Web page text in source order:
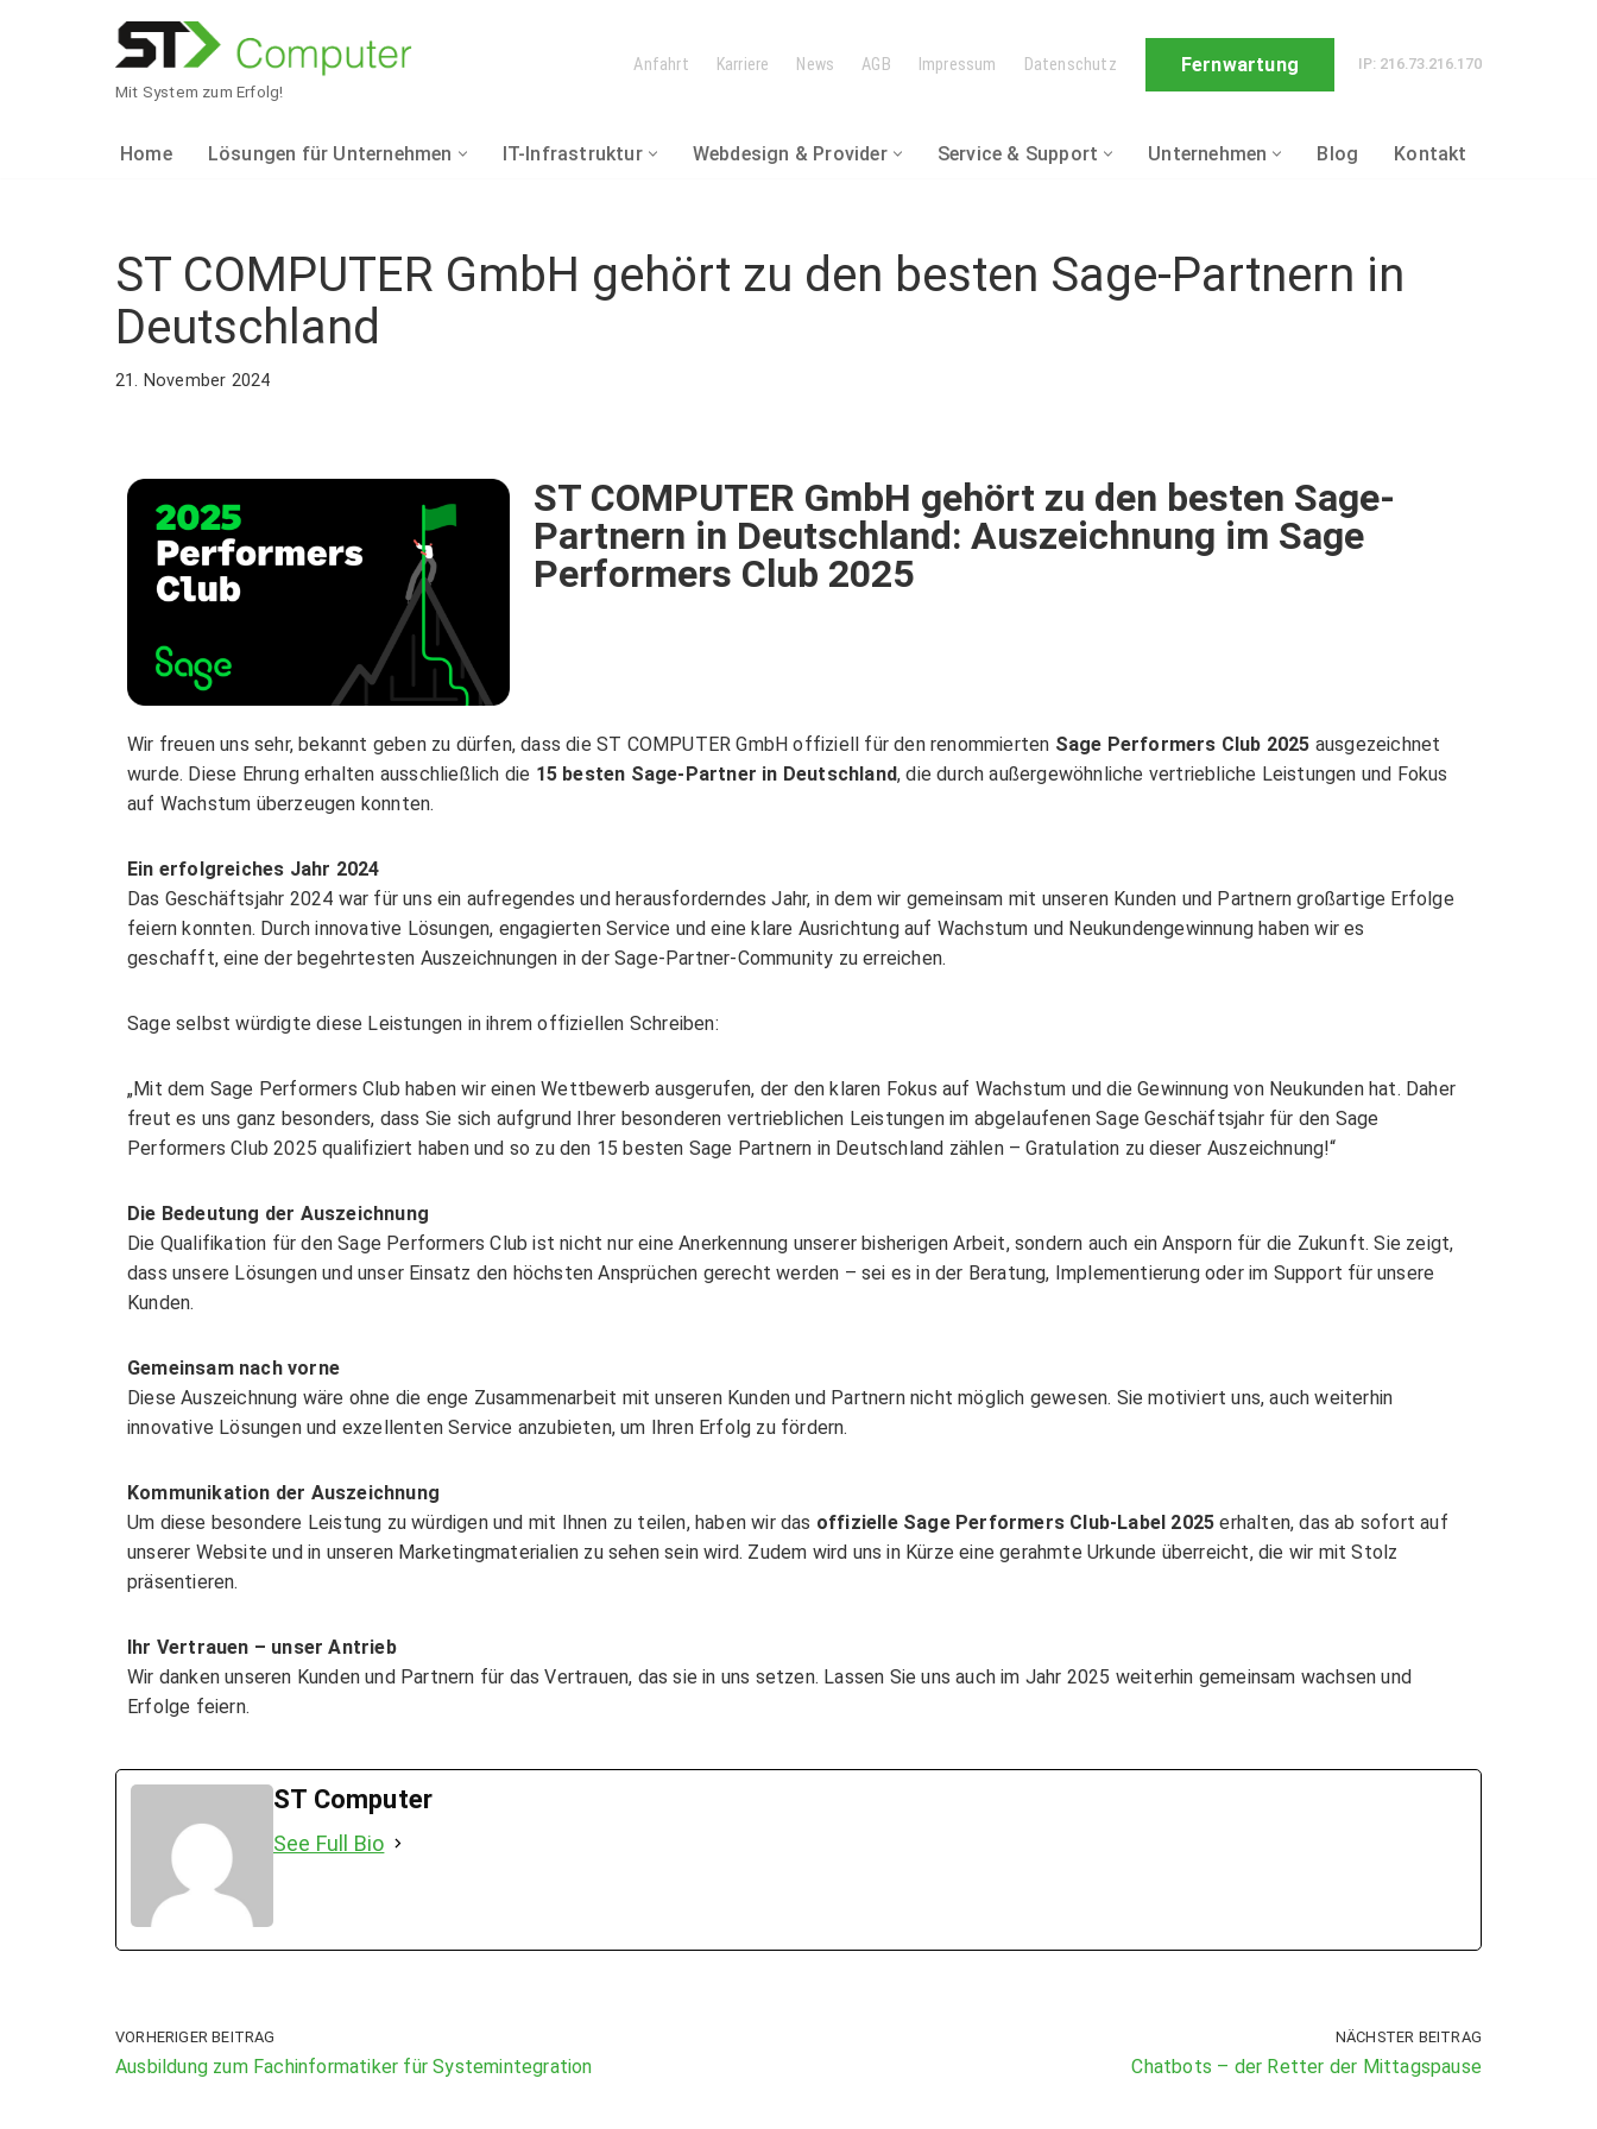
Mit System zum Erfolg!
Anfahrt Karriere News AGB Impressum Datenschutz Fernwartung IP: 216.73.216.170
Home Lösungen für Unternehmen
Sage
Sage 50 Auftrag
Sage 100 Rechnungswesen / Warenwirtschaft
Sage Personalwirtschaft
BRANCHENLÖSUNGEN
DATEV-Anwendungen
Gastrokassen
Hotelsoftware
Programmierung
KI Beratung und Lösungen
PROZESS- & DOKUMENTENMANAGEMENT
Dokumentenmanagement ELO ECM Suite
ELO for DATEV
STC – ELO4Sage
STC – Datev & Addison
IT-Infrastruktur
Daten- & Telefonnetze
Drahtlosnetzwerke
Verbindung von Standorten
Groupware
Veeam Backup Lösung
Acronis Cloud Backup
Telefonanlagen
MULTIFUNKTIONSGERÄTE
Webdesign & Provider
Webdesign
Referenzen
Internetprovider
Spamfilter
Service & Support Unternehmen Blog Kontakt
ST COMPUTER GmbH gehört zu den besten Sage-Partnern in
Deutschland
21. November 2024
ST COMPUTER GmbH gehört zu den besten Sage-
Partnern in Deutschland: Auszeichnung im Sage
Performers Club 2025
Wir freuen uns sehr, bekannt geben zu dürfen, dass die ST COMPUTER GmbH offiziell für den renommierten Sage Performers Club 2025 ausgezeichnet
wurde. Diese Ehrung erhalten ausschließlich die 15 besten Sage-Partner in Deutschland, die durch außergewöhnliche vertriebliche Leistungen und Fokus
auf Wachstum überzeugen konnten.
Ein erfolgreiches Jahr 2024
Das Geschäftsjahr 2024 war für uns ein aufregendes und herausforderndes Jahr, in dem wir gemeinsam mit unseren Kunden und Partnern großartige Erfolge
feiern konnten. Durch innovative Lösungen, engagierten Service und eine klare Ausrichtung auf Wachstum und Neukundengewinnung haben wir es
geschafft, eine der begehrtesten Auszeichnungen in der Sage-Partner-Community zu erreichen.
Sage selbst würdigte diese Leistungen in ihrem offiziellen Schreiben:
„Mit dem Sage Performers Club haben wir einen Wettbewerb ausgerufen, der den klaren Fokus auf Wachstum und die Gewinnung von Neukunden hat. Daher
freut es uns ganz besonders, dass Sie sich aufgrund Ihrer besonderen vertrieblichen Leistungen im abgelaufenen Sage Geschäftsjahr für den Sage
Performers Club 2025 qualifiziert haben und so zu den 15 besten Sage Partnern in Deutschland zählen – Gratulation zu dieser Auszeichnung!“
Die Bedeutung der Auszeichnung
Die Qualifikation für den Sage Performers Club ist nicht nur eine Anerkennung unserer bisherigen Arbeit, sondern auch ein Ansporn für die Zukunft. Sie zeigt,
dass unsere Lösungen und unser Einsatz den höchsten Ansprüchen gerecht werden – sei es in der Beratung, Implementierung oder im Support für unsere
Kunden.
Gemeinsam nach vorne
Diese Auszeichnung wäre ohne die enge Zusammenarbeit mit unseren Kunden und Partnern nicht möglich gewesen. Sie motiviert uns, auch weiterhin
innovative Lösungen und exzellenten Service anzubieten, um Ihren Erfolg zu fördern.
Kommunikation der Auszeichnung
Um diese besondere Leistung zu würdigen und mit Ihnen zu teilen, haben wir das offizielle Sage Performers Club-Label 2025 erhalten, das ab sofort auf
unserer Website und in unseren Marketingmaterialien zu sehen sein wird. Zudem wird uns in Kürze eine gerahmte Urkunde überreicht, die wir mit Stolz
präsentieren.
Ihr Vertrauen – unser Antrieb
Wir danken unseren Kunden und Partnern für das Vertrauen, das sie in uns setzen. Lassen Sie uns auch im Jahr 2025 weiterhin gemeinsam wachsen und
Erfolge feiern.
ST Computer
See Full Bio
VORHERIGER BEITRAG
Ausbildung zum Fachinformatiker für Systemintegration
NÄCHSTER BEITRAG
Chatbots – der Retter der Mittagspause